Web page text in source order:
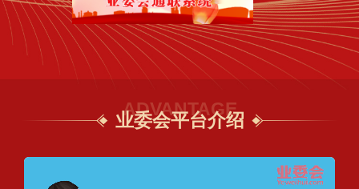
ADVANTAGE
业委会平台介绍